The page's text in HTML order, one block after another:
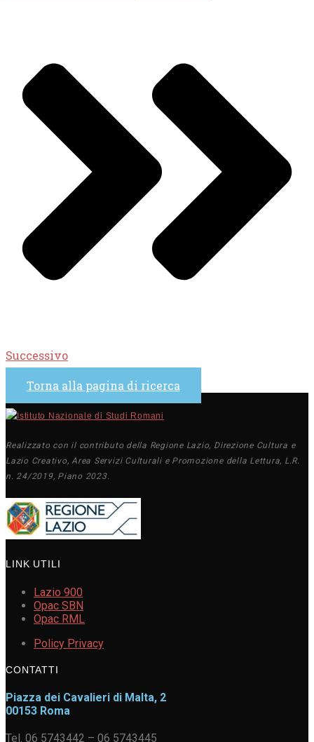
Successivo
Torna alla pagina di ricerca
Realizzato con il contributo della Regione Lazio, Direzione Cultura e
Lazio Creativo, Area Servizi Culturali e Promozione della Lettura, L.R.
n. 24/2019, Piano 2023.
LINK UTILI
Lazio 900
Opac SBN
Opac RML
Policy Privacy
CONTATTI
Piazza dei Cavalieri di Malta, 2
00153 Roma
Tel. 06 5743442 – 06 5743445